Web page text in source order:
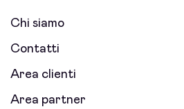
Chi siamo
Contatti
Area clienti
Area partner